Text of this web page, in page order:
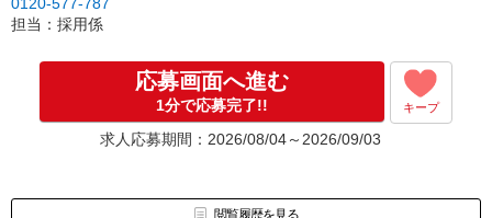
［5］お仕事スタート
出勤初日は営業担当が同行するので
※ご応募のタイミングによっては募集が終了している場合もござい
ます。予めご了承ください。
担当：採用係
応募画面へ進む
1分で応募完了!! キープ
求人応募期間：2026/08/04～2026/09/03
閲覧履歴を見る